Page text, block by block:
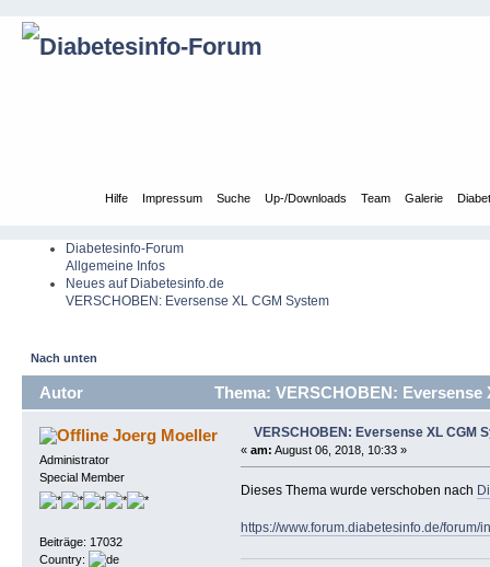
Hilfe Impressum Suche Up-/Downloads Team Galerie
Diabetesinfo-Forum
Allgemeine Infos
Neues auf Diabetesinfo.de
VERSCHOBEN: Eversense XL CGM System
Nach unten
Autor Thema: VERSCHOBEN:
Joerg Moeller
Administrator
Special Member
Beiträge: 17032
Country:
VERSCHOBEN: Eversense XL CGM
« am: August 06, 2018, 10:33 »
Dieses Thema wurde verschoben nach
https://www.forum.diabetesinfo.de/forum/